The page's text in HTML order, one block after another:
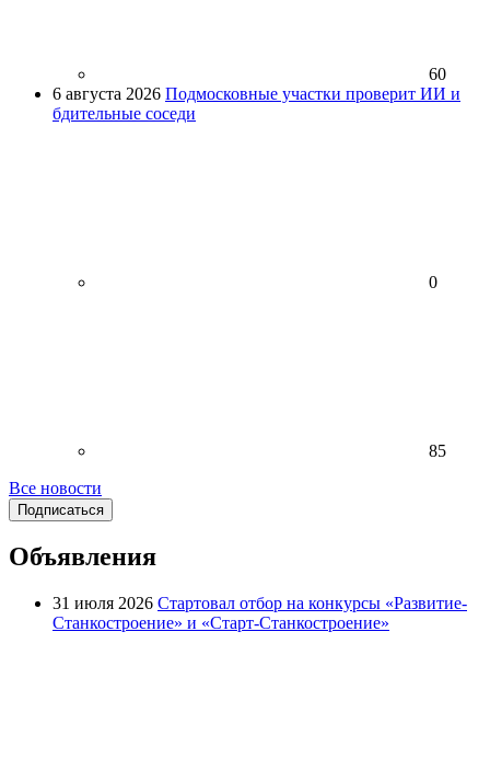
60
6 августа 2026 Подмосковные участки проверит ИИ и
бдительные соседи
0
85
Все новости
Подписаться
Объявления
31 июля 2026 Стартовал отбор на конкурсы «Развитие-
Станкостроение» и «Старт-Станкостроение»